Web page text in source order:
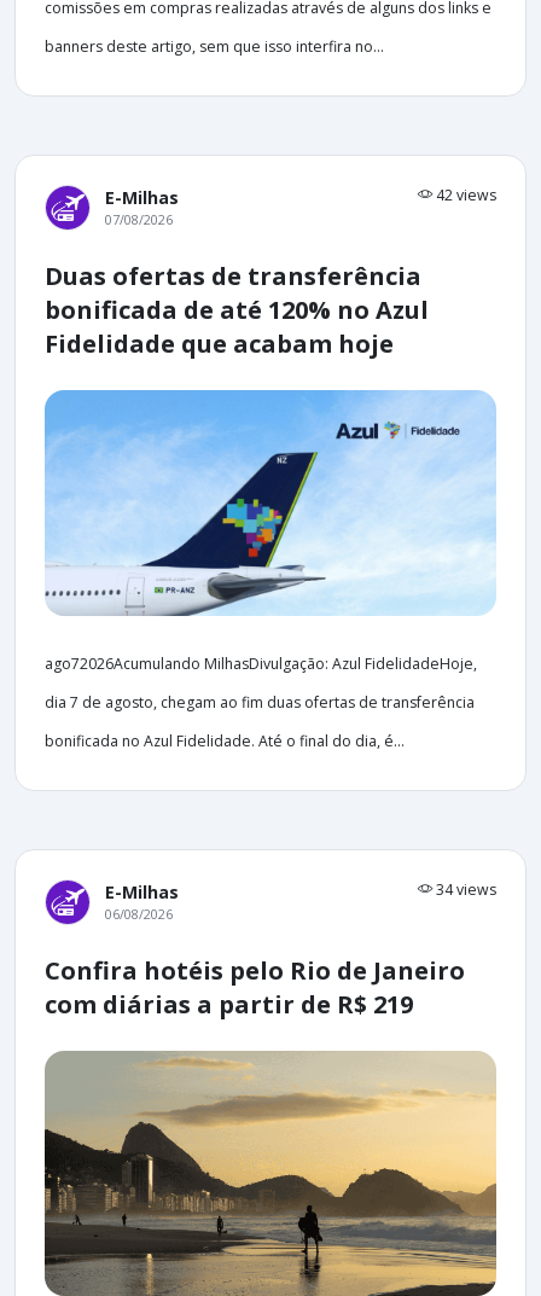
comissões em compras realizadas através de alguns dos links e
banners deste artigo, sem que isso interfira no...
E-Milhas 42 views
07/08/2026
Duas ofertas de transferência
bonificada de até 120% no Azul
Fidelidade que acabam hoje
ago72026Acumulando MilhasDivulgação: Azul FidelidadeHoje,
dia 7 de agosto, chegam ao fim duas ofertas de transferência
bonificada no Azul Fidelidade. Até o final do dia, é...
E-Milhas 34 views
06/08/2026
Confira hotéis pelo Rio de Janeiro
com diárias a partir de R$ 219